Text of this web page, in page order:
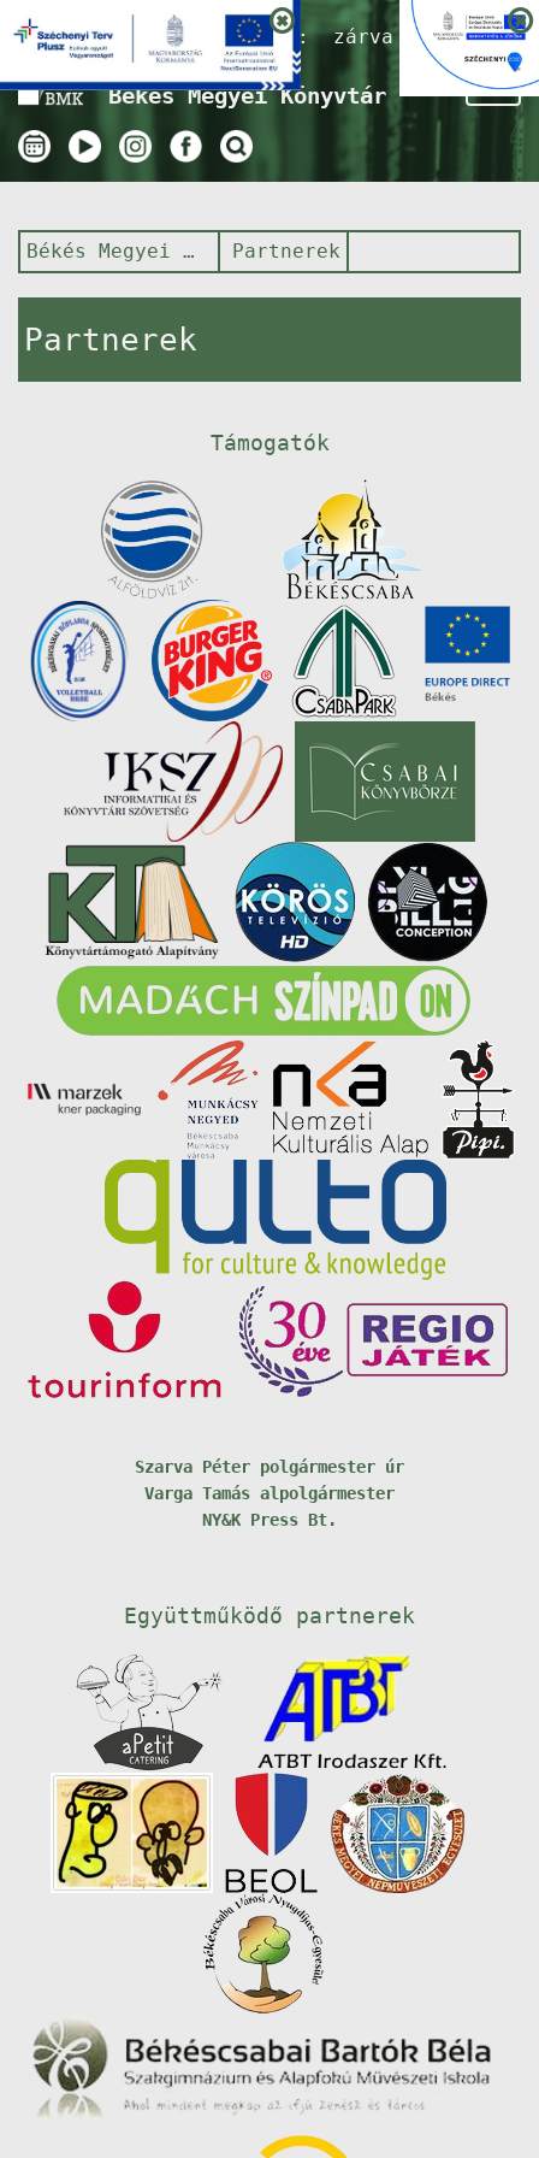
Nyitvatartás ma:zárva
Békés Megyei Könyvtár
Békés Megyei Könyvtár Partnerek
Partnerek
Támogatók
Szarva Péter polgármester úr
Varga Tamás alpolgármester
NY&K Press Bt.
Együttműködő partnerek